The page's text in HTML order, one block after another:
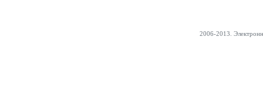
2006-2013.